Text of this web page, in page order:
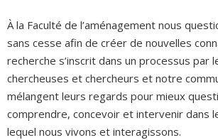
À la Faculté de l’aménagement nous
sans cesse afin de créer de nouvelles
recherche s’inscrit dans un processus par
chercheuses et chercheurs et notre
mélangent leurs regards pour mieux
comprendre, concevoir et intervenir dans
lequel nous vivons et interagissons.